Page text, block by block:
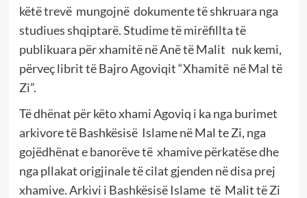
këtë trevë mungojnë dokumente të shkruara nga
studiues shqiptarë. Studime të mirëfillta të
publikuara për xhamitë në Anë të Malit nuk kemi,
përveç librit të Bajro Agoviqit “Xhamitë në Mal të
Zi”.
Të dhënat për këto xhami Agoviq i ka nga burimet
arkivore të Bashkësisë Islame në Mal te Zi, nga
gojëdhënat e banorëve të xhamive përkatëse dhe
nga pllakat origjinale të cilat gjenden në disa prej
xhamive. Arkivi i Bashkësisë Islame të Malit të Zi